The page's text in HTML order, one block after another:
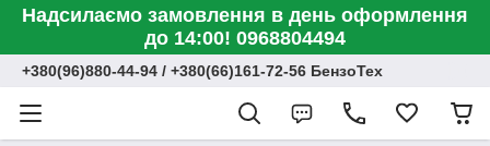
Надсилаємо замовлення в день оформлення
до 14:00! 0968804494
+380(96)880-44-94 / +380(66)161-72-56 БензоТех